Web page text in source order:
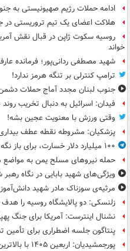
ادامه حملات رژیم صهیونیستی به
هلاکت اعضای یک تیم تروریستی
روسیه سکوت ژاپن در قبال نقش
خواند
شهید مصطفی ردانی‌پور؛ فرمانده
ترامپ کنترلی بر تنگه هرمز ندارد!
جنوب لبنان مجدد آماج حملات
فیدان: اسرائیل به دنبال تخریب
وقتی ورزش با معنویت عجین بشه!
پزشکیان: مشروطه نقطه عطف
۱۰۰ میلیارد دلار خسارت، برای باز نگه داشتن تنگه‌ای که باز بود!
حمله نیروهای مسلح یمن به مواضع
ویژگی‌های شهید بابایی در نگاه رهبر
مرثیه‌ی سوزناک مادر شهید
زلنسکی: دو پالایشگاه روسیه را هدف
نشنال اینترست: آمریکا برای جنگ
پنتاگون جلسه اضطراری برای تأمین
پورجمشیدیان: اربعین ۱۴۰۵ با بالاترین سطح امنیت برگزار شد